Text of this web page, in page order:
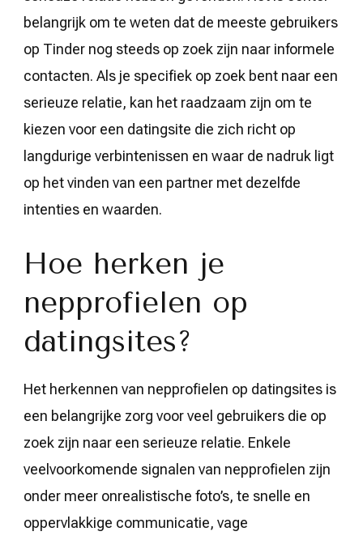
belangrijk om te weten dat de meeste gebruikers
op Tinder nog steeds op zoek zijn naar informele
contacten. Als je specifiek op zoek bent naar een
serieuze relatie, kan het raadzaam zijn om te
kiezen voor een datingsite die zich richt op
langdurige verbintenissen en waar de nadruk ligt
op het vinden van een partner met dezelfde
intenties en waarden.
Hoe herken je
nepprofielen op
datingsites?
Het herkennen van nepprofielen op datingsites is
een belangrijke zorg voor veel gebruikers die op
zoek zijn naar een serieuze relatie. Enkele
veelvoorkomende signalen van nepprofielen zijn
onder meer onrealistische foto’s, te snelle en
oppervlakkige communicatie, vage